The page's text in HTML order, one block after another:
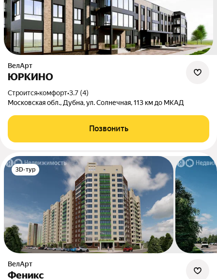
ВелАрт
ЮРКИНО
Строится•комфорт•3.7 (4)
Московская обл., Дубна, ул. Солнечная, 113 км до МКАД
Позвонить
3D-тур
ВелАрт
Феникс